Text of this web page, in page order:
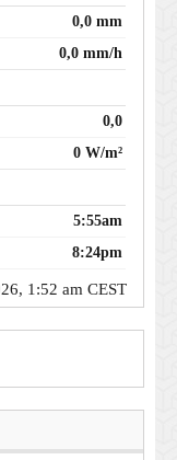
0,0 mm
0,0 mm/h
0,0
0 W/m²
5:55am
8:24pm
1:52 am CEST